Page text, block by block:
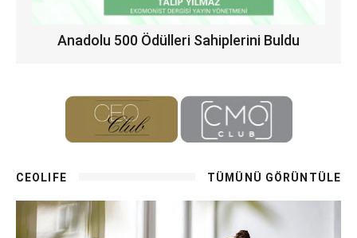
Anadolu 500 Ödülleri Sahiplerini Buldu
CEOLIFE TÜMÜNÜ GÖRÜNTÜLE